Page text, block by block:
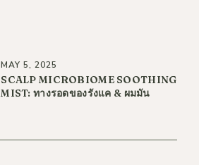
MAY 5, 2025
SCALP MICROBIOME SOOTHING
MIST: ทางรอดของรังแค & ผมมัน